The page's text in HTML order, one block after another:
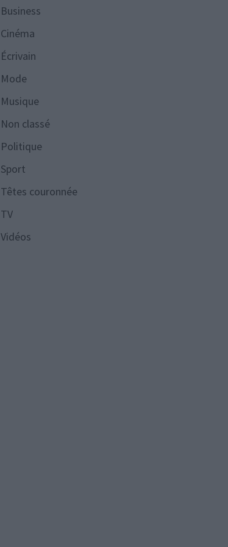
Business
Cinéma
Écrivain
Mode
Musique
Non classé
Politique
Sport
Têtes couronnée
TV
Vidéos